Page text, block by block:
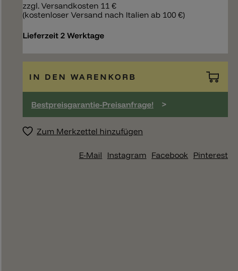
zzgl. Versandkosten 11 €
(kostenloser Versand nach Italien ab 100 €)
Lieferzeit 2 Werktage
IN DEN WARENKORB
Bestpreisgarantie-Preisanfrage! >
Zum Merkzettel hinzufügen
E-Mail Instagram Facebook Pinterest